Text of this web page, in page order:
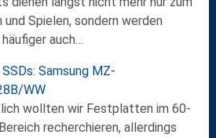
und Spielen, sondern werden
auch…
Samsung MZ-
WW
wollten wir Festplatten im 60-
recherchieren, allerdings